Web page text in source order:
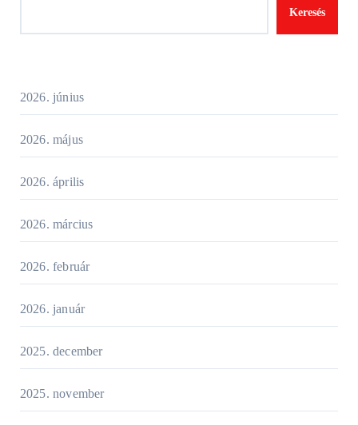
Keresés
2026. június
2026. május
2026. április
2026. március
2026. február
2026. január
2025. december
2025. november